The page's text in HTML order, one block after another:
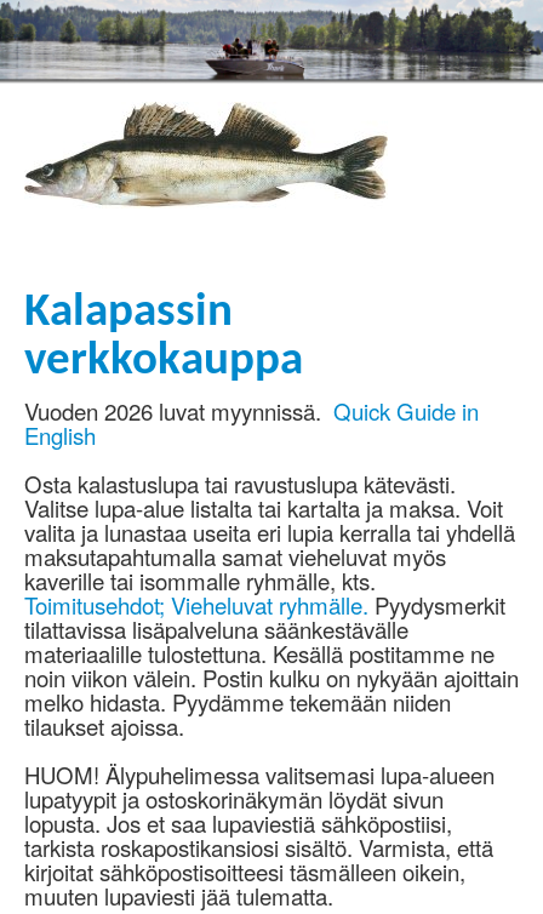
Kalapassin
verkkokauppa
Vuoden 2026 luvat myynnissä. Quick Guide in
English
Osta kalastuslupa tai ravustuslupa kätevästi.
Valitse lupa-alue listalta tai kartalta ja maksa. Voit
valita ja lunastaa useita eri lupia kerralla tai yhdellä
maksutapahtumalla samat vieheluvat myös
kaverille tai isommalle ryhmälle, kts.
Toimitusehdot; Vieheluvat ryhmälle. Pyydysmerkit
tilattavissa lisäpalveluna säänkestävälle
materiaalille tulostettuna. Kesällä postitamme ne
noin viikon välein. Postin kulku on nykyään ajoittain
melko hidasta. Pyydämme tekemään niiden
tilaukset ajoissa.
HUOM! Älypuhelimessa valitsemasi lupa-alueen
lupatyypit ja ostoskorinäkymän löydät sivun
lopusta. Jos et saa lupaviestiä sähköpostiisi,
tarkista roskapostikansiosi sisältö. Varmista, että
kirjoitat sähköpostisoitteesi täsmälleen oikein,
muuten lupaviesti jää tulematta.